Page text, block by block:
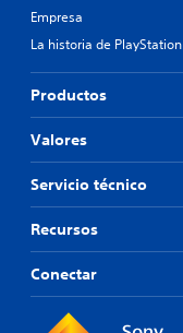
Empresa
La historia de PlayStation
Productos
Valores
Servicio técnico
Recursos
Conectar